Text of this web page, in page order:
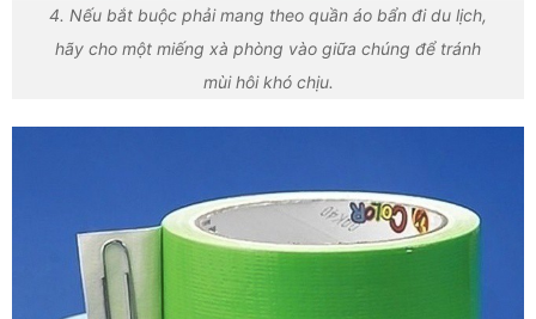
4. Nếu bắt buộc phải mang theo quần áo bẩn đi du lịch,
hãy cho một miếng xà phòng vào giữa chúng để tránh
mùi hôi khó chịu.